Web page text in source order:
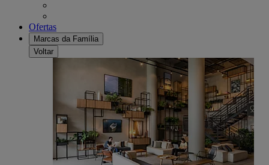
Ofertas
Marcas da Família
Voltar